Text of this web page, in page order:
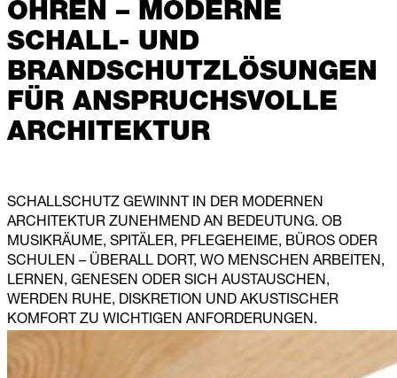
OHREN – MODERNE
SCHALL- UND
BRANDSCHUTZLÖSUNGEN
FÜR ANSPRUCHSVOLLE
ARCHITEKTUR
SCHALLSCHUTZ GEWINNT IN DER MODERNEN
ARCHITEKTUR ZUNEHMEND AN BEDEUTUNG. OB
MUSIKRÄUME, SPITÄLER, PFLEGEHEIME, BÜROS ODER
SCHULEN – ÜBERALL DORT, WO MENSCHEN ARBEITEN,
LERNEN, GENESEN ODER SICH AUSTAUSCHEN,
WERDEN RUHE, DISKRETION UND AKUSTISCHER
KOMFORT ZU WICHTIGEN ANFORDERUNGEN.